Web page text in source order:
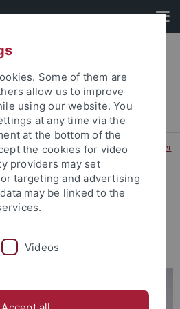
Berufsfelder für Geisteswissenschaftler
und Stellenbörse
Some of them are
allow us to improve
using our website. You
at any time via the
at the bottom of the
the cookies for video
providers may set
targeting and advertising
may be linked to the
Videos